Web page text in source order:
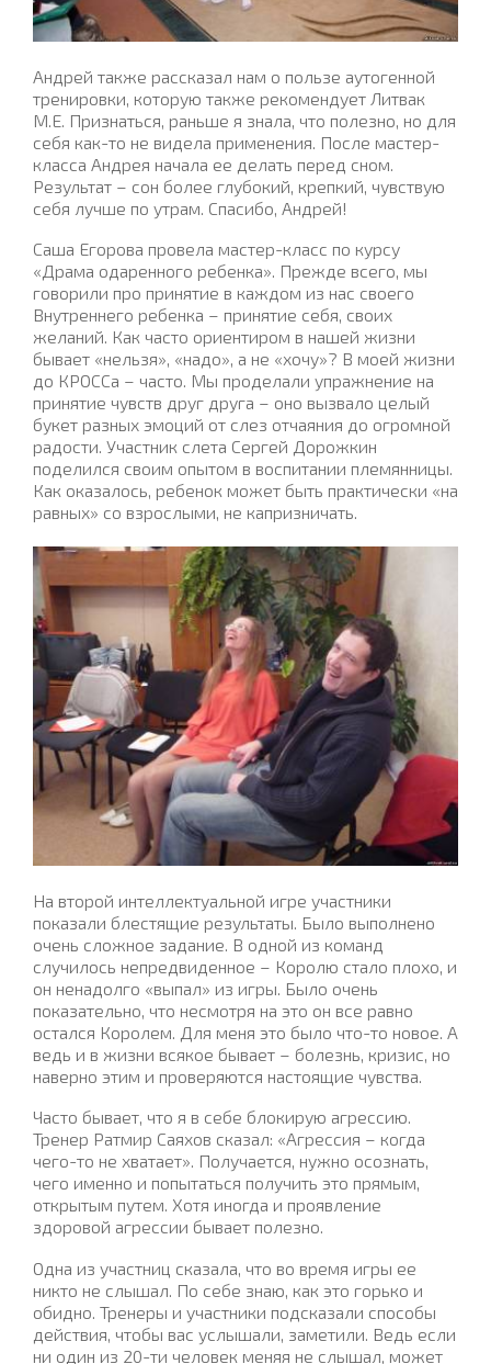
Андрей также рассказал нам о пользе аутогенной
тренировки, которую также рекомендует Литвак
М.Е. Признаться, раньше я знала, что полезно, но для
себя как-то не видела применения. После мастер-
класса Андрея начала ее делать перед сном.
Результат – сон более глубокий, крепкий, чувствую
себя лучше по утрам. Спасибо, Андрей!
Саша Егорова провела мастер-класс по курсу
«Драма одаренного ребенка». Прежде всего, мы
говорили про принятие в каждом из нас своего
Внутреннего ребенка – принятие себя, своих
желаний. Как часто ориентиром в нашей жизни
бывает «нельзя», «надо», а не «хочу»? В моей жизни
до КРОССа – часто. Мы проделали упражнение на
принятие чувств друг друга – оно вызвало целый
букет разных эмоций от слез отчаяния до огромной
радости. Участник слета Сергей Дорожкин
поделился своим опытом в воспитании племянницы.
Как оказалось, ребенок может быть практически «на
равных» со взрослыми, не капризничать.
На второй интеллектуальной игре участники
показали блестящие результаты. Было выполнено
очень сложное задание. В одной из команд
случилось непредвиденное – Королю стало плохо, и
он ненадолго «выпал» из игры. Было очень
показательно, что несмотря на это он все равно
остался Королем. Для меня это было что-то новое. А
ведь и в жизни всякое бывает – болезнь, кризис, но
наверно этим и проверяются настоящие чувства.
Часто бывает, что я в себе блокирую агрессию.
Тренер Ратмир Саяхов сказал: «Агрессия – когда
чего-то не хватает». Получается, нужно осознать,
чего именно и попытаться получить это прямым,
открытым путем. Хотя иногда и проявление
здоровой агрессии бывает полезно.
Одна из участниц сказала, что во время игры ее
никто не слышал. По себе знаю, как это горько и
обидно. Тренеры и участники подсказали способы
действия, чтобы вас услышали, заметили. Ведь если
ни один из 20-ти человек меняя не слышал, может